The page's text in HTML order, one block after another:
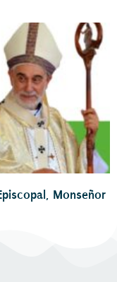
Monseñor